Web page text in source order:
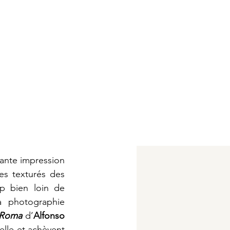
impression
texturés des
bien loin de
d’Alfonso